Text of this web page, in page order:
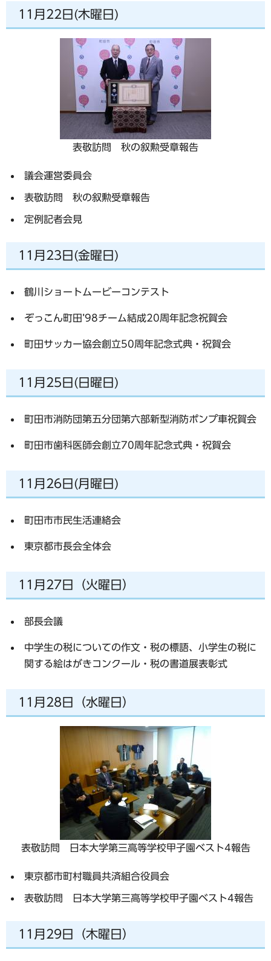
11月22日(木曜日)
表敬訪問 秋の叙勲受章報告
議会運営委員会
表敬訪問 秋の叙勲受章報告
定例記者会見
11月23日(金曜日)
鶴川ショートムービーコンテスト
ぞっこん町田’98チーム結成20周年記念祝賀会
町田サッカー協会創立50周年記念式典・祝賀会
11月25日(日曜日)
町田市消防団第五分団第六部新型消防ポンプ車祝賀会
町田市歯科医師会創立70周年記念式典・祝賀会
11月26日(月曜日)
町田市市民生活連絡会
東京都市長会全体会
11月27日（火曜日）
部長会議
中学生の税についての作文・税の標語、小学生の税に
関する絵はがきコンクール・税の書道展表彰式
11月28日（水曜日）
表敬訪問 日本大学第三高等学校甲子園ベスト4報告
東京都市町村職員共済組合役員会
表敬訪問 日本大学第三高等学校甲子園ベスト4報告
11月29日（木曜日）